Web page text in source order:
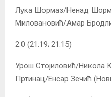
Лука Шормаз/Ненад
Миловановић/Амар
2:0 (21:19; 21:15)
Урош Стојиловић/Никола
Пртинац/Енсар Зечић